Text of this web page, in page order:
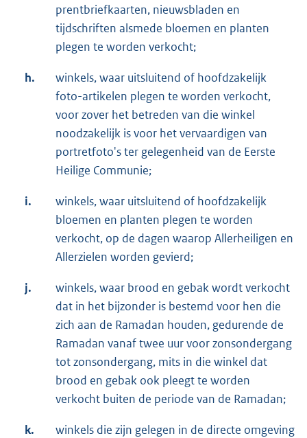
prentbriefkaarten, nieuwsbladen en
tijdschriften alsmede bloemen en planten
plegen te worden verkocht;
h.
winkels, waar uitsluitend of hoofdzakelijk
foto-artikelen plegen te worden verkocht,
voor zover het betreden van die winkel
noodzakelijk is voor het vervaardigen van
portretfoto's ter gelegenheid van de Eerste
Heilige Communie;
i.
winkels, waar uitsluitend of hoofdzakelijk
bloemen en planten plegen te worden
verkocht, op de dagen waarop Allerheiligen en
Allerzielen worden gevierd;
j.
winkels, waar brood en gebak wordt verkocht
dat in het bijzonder is bestemd voor hen die
zich aan de Ramadan houden, gedurende de
Ramadan vanaf twee uur voor zonsondergang
tot zonsondergang, mits in die winkel dat
brood en gebak ook pleegt te worden
verkocht buiten de periode van de Ramadan;
k. winkels die zijn gelegen in de directe omgeving